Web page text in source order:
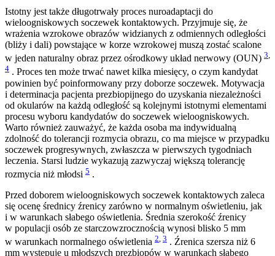
Istotny jest także długotrwały proces nuroadaptacji do
wieloogniskowych soczewek kontaktowych. Przyjmuje się, że
wrażenia wzrokowe obrazów widzianych z odmiennych odległości
(bliży i dali) powstające w korze wzrokowej muszą zostać scalone
w jeden naturalny obraz przez ośrodkowy układ nerwowy (OUN) 3,
4 . Proces ten może trwać nawet kilka miesięcy, o czym kandydat
powinien być poinformowany przy doborze soczewek. Motywacja
i determinacja pacjenta prezbiopijnego do uzyskania niezależności
od okularów na każdą odległość są kolejnymi istotnymi elementami
procesu wyboru kandydatów do soczewek wieloogniskowych.
Warto również zauważyć, że każda osoba ma indywidualną
zdolność do tolerancji rozmycia obrazu, co ma miejsce w przypadku
soczewek progresywnych, zwłaszcza w pierwszych tygodniach
leczenia. Starsi ludzie wykazują zazwyczaj większą tolerancję
rozmycia niż młodsi 5 .
Przed doborem wieloogniskowych soczewek kontaktowych zaleca
się ocenę średnicy źrenicy zarówno w normalnym oświetleniu, jak
i w warunkach słabego oświetlenia. Średnia szerokość źrenicy
w populacji osób ze starczowzrocznością wynosi blisko 5 mm
w warunkach normalnego oświetlenia 2, 3 . Źrenica szersza niż 6
mm występuje u młodszych prezbiopów w warunkach słabego